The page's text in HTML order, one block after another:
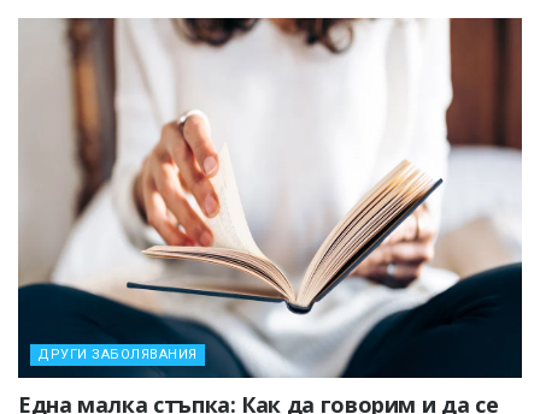
ДРУГИ ЗАБОЛЯВАНИЯ
Една малка стъпка: Как да говорим и да се